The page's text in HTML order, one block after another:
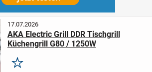
17.07.2026
AKA Electric Grill DDR Tischgrill
Küchengrill G80 / 1250W
Merken